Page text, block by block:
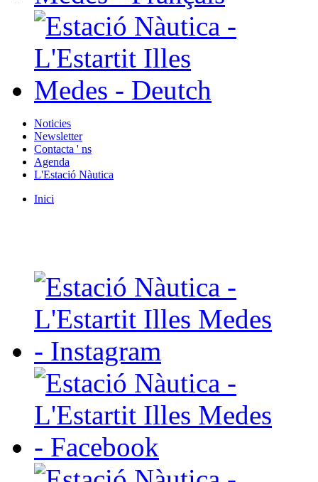
Noticies
Newsletter
Contacta ' ns
Agenda
L'Estació Nàutica
Inici